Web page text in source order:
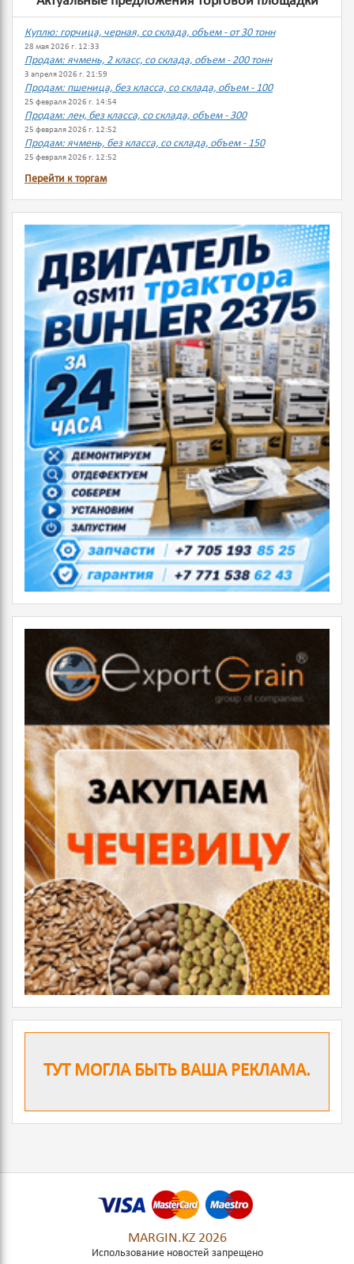
Куплю: горчица, черная, со склада, объем - от 30 тонн
28 мая 2026 г. 12:33
Продам: ячмень, 2 класс, со склада, объем - 200 тонн
3 апреля 2026 г. 21:59
Продам: пшеница, без класса, со склада, объем - 100
25 февраля 2026 г. 14:54
Продам: лен, без класса, со склада, объем - 300
25 февраля 2026 г. 12:52
Продам: ячмень, без класса, со склада, объем - 150
25 февраля 2026 г. 12:52
Перейти к торгам
ТУТ МОГЛА БЫТЬ ВАША РЕКЛАМА.
MARGIN.KZ 2026
Использование новостей запрещено